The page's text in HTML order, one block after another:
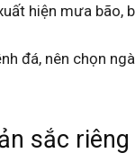
hiện mưa bão,
đá, nên chọn
sắc